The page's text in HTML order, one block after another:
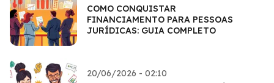
COMO CONQUISTAR
FINANCIAMENTO PARA PESSOAS
JURÍDICAS: GUIA COMPLETO
20/06/2026 - 02:10